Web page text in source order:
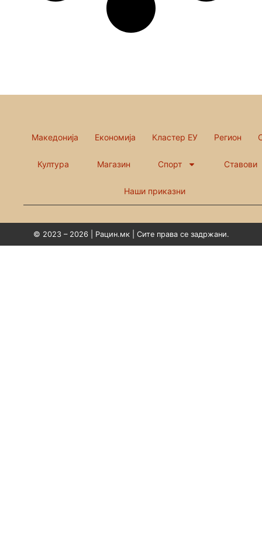
Македонија Економија Кластер ЕУ Регион
Култура Магазин Спорт Ставови
Наши приказни
© 2023 – 2026 | Рацин.мк | Сите права се задржани.